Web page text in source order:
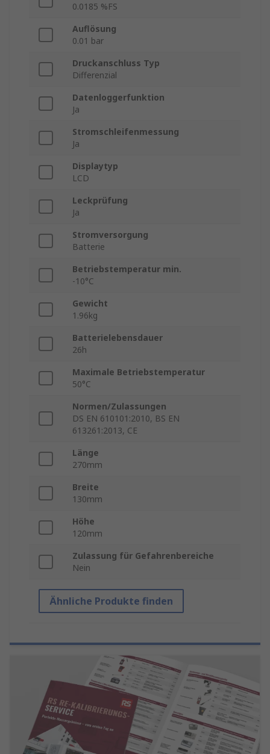
0.0185 %FS
Auflösung
0.01 bar
Druckanschluss Typ
Differenzial
Datenloggerfunktion
Ja
Stromschleifenmessung
Ja
Displaytyp
LCD
Leckprüfung
Ja
Stromversorgung
Batterie
Betriebstemperatur min.
-10°C
Gewicht
1.96kg
Batterielebensdauer
26h
Maximale Betriebstemperatur
50°C
Normen/Zulassungen
DS EN 610101:2010, BS EN
613261:2013, CE
Länge
270mm
Breite
130mm
Höhe
120mm
Zulassung für Gefahrenbereiche
Nein
Ähnliche Produkte finden